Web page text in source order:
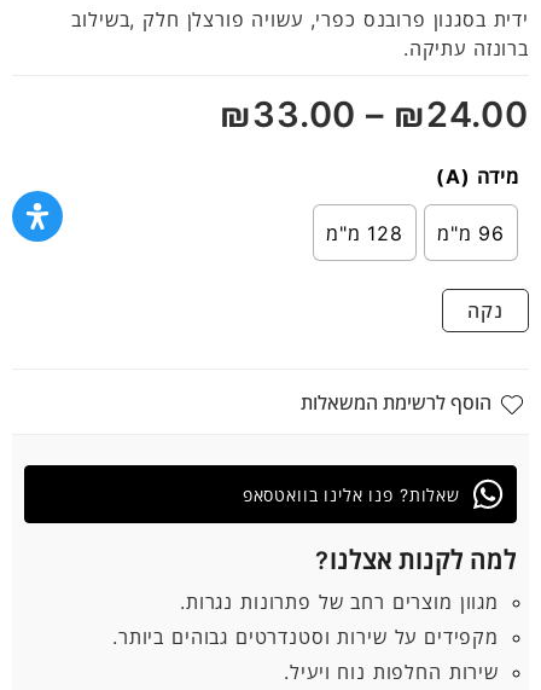
מתוך
5
ידית בסגנון פרובנס כפרי, עשויה פורצלן חלק ,בשילוב
ברונזה עתיקה.
₪24.00
–
₪33.00
מידה (A)
96 מ"מ 128 מ"מ
נקה
הוסף לרשימת המשאלות
למה לקנות אצלנו?
מגוון מוצרים רחב של פתרונות נגרות.
מקפידים על שירות וסטנדרטים גבוהים ביותר.
שירות החלפות נוח ויעיל.
שאלות? פנו אלינו בוואטסאפ